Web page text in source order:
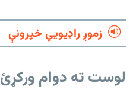
زموږ راډیويي خپرونې
لوست ته دوام ورکړئ